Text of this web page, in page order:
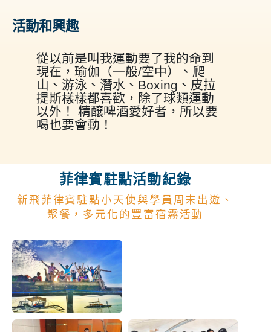
活動和興趣
從以前是叫我運動要了我的命到
現在，瑜伽（一般/空中）、爬
山、游泳、潛水、Boxing、皮拉
提斯樣樣都喜歡，除了球類運動
以外！ 精釀啤酒愛好者，所以要
喝也要會動！
菲律賓駐點活動紀錄
新飛菲律賓駐點小天使與學員周末出遊、
聚餐，多元化的豐富宿霧活動